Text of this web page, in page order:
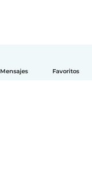
Mensajes Favoritos